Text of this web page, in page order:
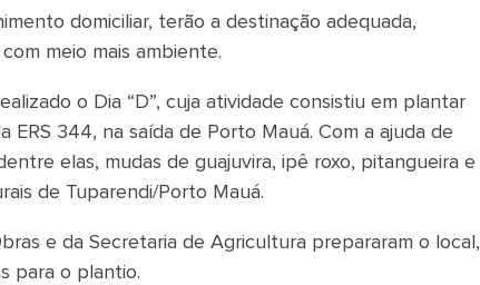
domiciliar, terão a destinação adequada,
meio mais ambiente.
o Dia “D”, cuja atividade consistiu em plantar
ERS 344, na saída de Porto Mauá. Com a ajuda de
elas, mudas de guajuvira, ipê roxo, pitangueira e
de Tuparendi/Porto Mauá.
e da Secretaria de Agricultura prepararam o local,
para o plantio.